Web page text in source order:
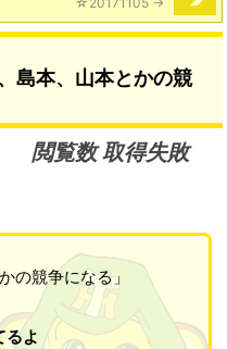
島本、山本とかの競
閲覧数 取得失敗
の競争になる」
よ